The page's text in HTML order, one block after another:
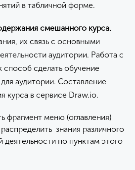
в табличной форме.
смешанного курса.
их связь с основными
аудитории. Работа с
способ сделать обучение
аудитории. Составление
курса в сервисе Draw.io.
фрагмент меню (оглавления)
знания различного
деятельности по пунктам этого